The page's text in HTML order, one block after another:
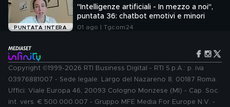
PUNTATA INTERA
A NOI
"Intelligenze artificiali - In mezzo a noi",
puntata 36: chatbot emotivi e minori
01 ago | Tgcom24
Copyright ©1999-2026 RTI Business Digital - RTI S.p.A.: p. iva
03976881007 - Sede legale: Largo del Nazareno 8, 00187 Roma.
Uffici: Viale Europa 46, 20093 Cologno Monzese (MI) - Cap. Soc.
int. vers. € 500.000.007 - Gruppo MFE Media For Europe N.V. -